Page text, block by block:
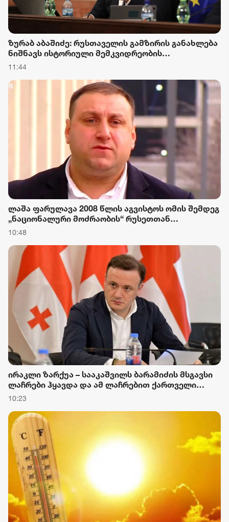
ზურაბ აბაშიძე: რუსთაველის გამზირის განახლება
ნიშნავს ისტორიული მემკვიდრეობის
შენარჩუნებას, თანამედროვე ურბანული გარემოს
მომავალში
11:44
ლაშა ფარულავა 2008 წლის აგვისტოს ომის შემდეგ
„ნაციონალური მოძრაობის“ რუსეთთან
მიმართებით რიტორიკაზე: არა მხოლოდ მკაცრი,
ტერიტორიულ მთლიანობას ყველა ასპარეზზე
10:48
ირაკლი ზარქუა – სააკაშვილს ბარამიძის მსგავსი
ლაჩრები ჰყავდა და ამ ლაჩრებით ქართველი
ხალხის დაჩაგვრა უნდოდა
10:23